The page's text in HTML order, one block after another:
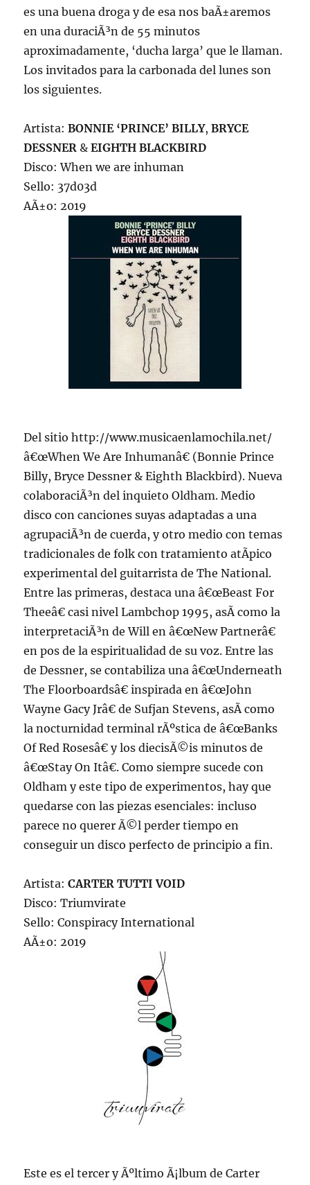
es una buena droga y de esa nos baÃ±aremos
en una duraciÃ³n de 55 minutos
aproximadamente, ‘ducha larga’ que le llaman.
Los invitados para la carbonada del lunes son
los siguientes.
Artista:BONNIE ‘PRINCE’ BILLY,BRYCE
DESSNER &EIGHTH BLACKBIRD
Disco: When we are inhuman
Sello: 37d03d
AÃ±o: 2019
Del sitio http://www.musicaenlamochila.net/
â€œWhen We Are Inhumanâ€ (Bonnie Prince
Billy, Bryce Dessner & Eighth Blackbird). Nueva
colaboraciÃ³n del inquieto Oldham. Medio
disco con canciones suyas adaptadas a una
agrupaciÃ³n de cuerda, y otro medio con temas
tradicionales de folk con tratamiento atÃ­pico
experimental del guitarrista de The National.
Entre las primeras, destaca una â€œBeast For
Theeâ€ casi nivel Lambchop 1995, asÃ­ como la
interpretaciÃ³n de Will en â€œNew Partnerâ€
en pos de la espiritualidad de su voz. Entre las
de Dessner, se contabiliza una â€œUnderneath
The Floorboardsâ€ inspirada en â€œJohn
Wayne Gacy Jrâ€ de Sufjan Stevens, asÃ­ como
la nocturnidad terminal rÃºstica de â€œBanks
Of Red Rosesâ€ y los diecisÃ©is minutos de
â€œStay On Itâ€. Como siempre sucede con
Oldham y este tipo de experimentos, hay que
quedarse con las piezas esenciales: incluso
parece no querer Ã©l perder tiempo en
conseguir un disco perfecto de principio a fin.
Artista:CARTER TUTTI VOID
Disco: Triumvirate
Sello: Conspiracy International
AÃ±o: 2019
Este es el tercer y Ãºltimo Ã¡lbum de Carter